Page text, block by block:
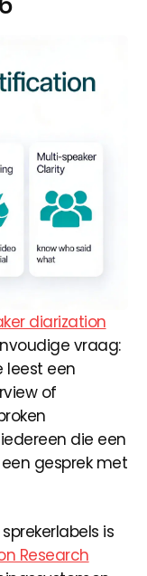
diarization
vraag:
leest een
of
die een
gesprek met
is
Research